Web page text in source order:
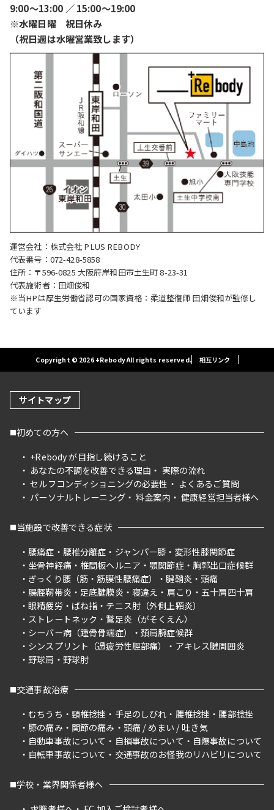
9:00〜13:00 ／ 15:00〜19:00
※水曜日曜 祝日休み
（祝日週は水曜営業致します）
運営会社：株式会社 PLUS REBODY
代表番号：072-428-5858
住所：〒596-0825 大阪府岸和田市土生町 8-23-31
代表施術者：田畑俊和
※当HPは厚生労働省認可の国家資格：柔道整復師 田畑俊和が監修し
ています
Copyright © 2026 +Rebody All rights reserved. 相互リンク
サイトマップ
初めての方へ
+Rebody が目指し続けること
あなたの不調を改善できる理由
実際の流れ
セルフコンディショニングの必要性
よくあるご質問
パーソナルトレーニング
料金案内 健康経営担当者様へ
当施設で改善できる症状
腰痛症
腰椎分離症 ジャンパー膝
変形性膝関節症
坐骨神経痛
椎間板ヘルニア 顎関節症
胸郭出口症候群
ぎっくり腰（筋・筋膜性腰痛症）
腱鞘炎
頭痛
腸脛靭帯炎
足底腱膜炎 寝違え 肩こり
五十肩四十肩
眼精疲労
ばね指
テニス肘（外側上顆炎）
ストレートネック
鵞足炎（がそくえん）
シーバー病（踵骨骨端症）
頚肩腕症候群
シンスプリント（過疲労性脛部痛）
アキレス腱周囲炎
野球肩
野球肘
交通事故治療
むちうち
頸椎捻挫 手足のしびれ 腰椎捻挫
腰部捻挫
膝の痛み
関節の痛み
頭痛 / めまい / 吐き気
自動車事故について
自損事故について
自爆事故について
自転車事故について
交通事故のお怪我のリハビリについて
学校・業界関係者様へ